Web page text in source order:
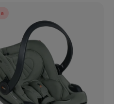
jako 2w1, a nawet 3w1. Bo mamy
samochodowego.